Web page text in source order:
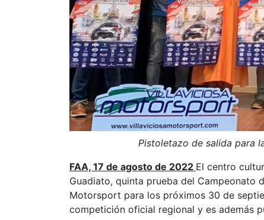
Pistoletazo de salida para
FAA, 17 de agosto de 2022 El centro
Guadiato, quinta prueba del Campeonato
Motorsport para los próximos 30 de
competición oficial regional y es además